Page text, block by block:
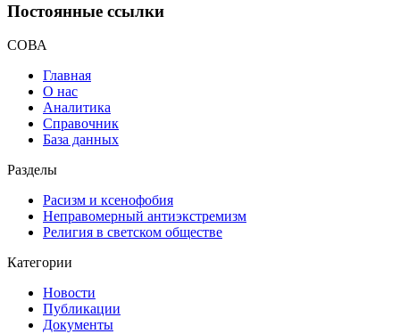
Постоянные ссылки
СОВА
Главная
О нас
Аналитика
Справочник
База данных
Разделы
Расизм и ксенофобия
Неправомерный антиэкстремизм
Религия в светском обществе
Категории
Новости
Публикации
Документы